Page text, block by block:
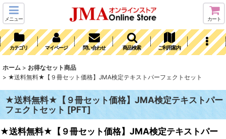
メニュー カート
カテゴリ マイページ 問い合わせ 商品検索 ご利用案内
ホーム > お得なセット商品
> ★送料無料★【９冊セット価格】JMA検定テキストパーフェクトセット
★送料無料★【９冊セット価格】JMA検定テキストパー
フェクトセット [PFT]
★送料無料★【９冊セット価格】JMA検定テキストパー